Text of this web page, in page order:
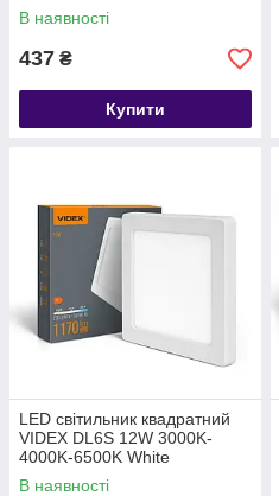
В наявності
437 ₴
Купити
LED світильник квадратний
VIDEX DL6S 12W 3000K-
4000K-6500K White
В наявності